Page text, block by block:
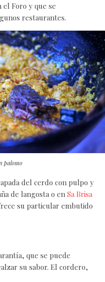
el Foro y que se
restaurantes.
palomo
del cerdo con pulpo y
de langosta o en Sa Brisa
su particular embutido
que se puede
su sabor. El cordero,